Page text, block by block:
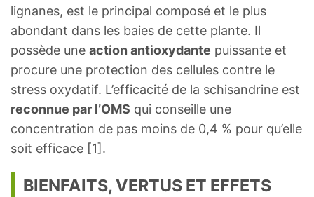
lignanes, est le principal composé et le plus
abondant dans les baies de cette plante. Il
possède une action antioxydante puissante et
procure une protection des cellules contre le
stress oxydatif. L’efficacité de la schisandrine est
reconnue par l’OMS qui conseille une
concentration de pas moins de 0,4 % pour qu’elle
soit efficace [1].
BIENFAITS, VERTUS ET EFFETS